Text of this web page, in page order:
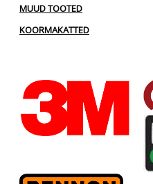
MUUD TOOTED
KOORMAKATTED